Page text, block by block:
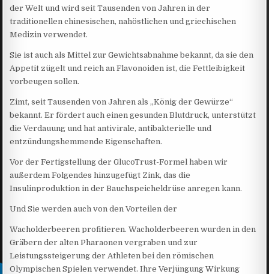
der Welt und wird seit Tausenden von Jahren in der
traditionellen chinesischen, nahöstlichen und griechischen
Medizin verwendet.
Sie ist auch als Mittel zur Gewichtsabnahme bekannt, da sie den
Appetit zügelt und reich an Flavonoiden ist, die Fettleibigkeit
vorbeugen sollen.
Zimt, seit Tausenden von Jahren als „König der Gewürze“
bekannt. Er fördert auch einen gesunden Blutdruck, unterstützt
die Verdauung und hat antivirale, antibakterielle und
entzündungshemmende Eigenschaften.
Vor der Fertigstellung der GlucoTrust-Formel haben wir
außerdem Folgendes hinzugefügt Zink, das die
Insulinproduktion in der Bauchspeicheldrüse anregen kann.
Und Sie werden auch von den Vorteilen der
Wacholderbeeren profitieren. Wacholderbeeren wurden in den
Gräbern der alten Pharaonen vergraben und zur
Leistungssteigerung der Athleten bei den römischen
Olympischen Spielen verwendet. Ihre Verjüngung Wirkung